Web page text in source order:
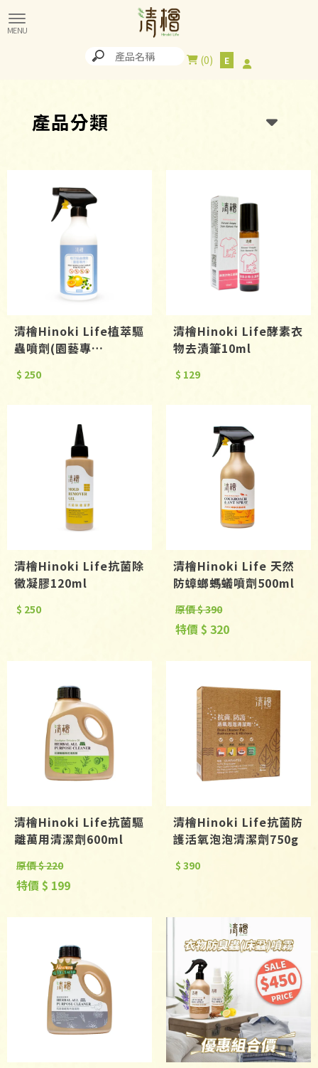
0
產品分類
清檜Hinoki Life植萃驅
蟲噴劑(園藝專
$ 250
清檜Hinoki Life酵素衣
物去漬筆10ml
$ 129
清檜Hinoki Life抗菌除
黴凝膠120ml
$ 250
清檜Hinoki Life 天然
防蟑螂螞蟻噴劑500ml
原價 $ 390
特價 $ 320
清檜Hinoki Life抗菌驅
離萬用清潔劑600ml
原價 $ 220
特價 $ 199
清檜Hinoki Life抗菌防
護活氧泡泡清潔劑750g
$ 390